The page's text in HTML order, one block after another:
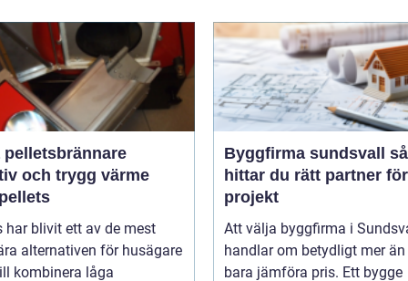
pelletsbrännare
och trygg värme
har blivit ett av de mest
alternativen för husägare
kombinera låga
Byggfirma sundsvall så
hittar du rätt partner
projekt
Att välja byggfirma i
handlar om betydligt mer
bara jämföra pris. Ett bygge